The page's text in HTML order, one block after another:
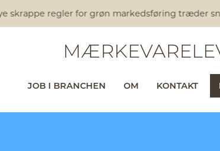
skrappe regler for grøn markedsføring træder
JOB I BRANCHEN OM KONTAKT